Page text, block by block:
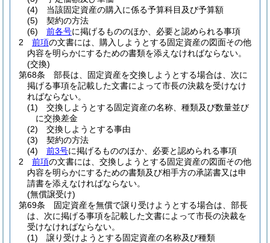
(4)
当該固定資産の購入に係る予算科目及び予算額
(5)
契約の方法
(6)
前各号に掲げるもののほか、必要と認められる事項
2
前項の文書には、購入しようとする固定資産の図面その他
内容を明らかにするための書類を添えなければならない。
(交換)
第68条
部長は、固定資産を交換しようとする場合は、次に
掲げる事項を記載した文書によって市長の決裁を受けなけ
ればならない。
(1)
交換しようとする固定資産の名称、種類及び数量並び
に交換差金
(2)
交換しようとする事由
(3)
契約の方法
(4)
前3号に掲げるもののほか、必要と認められる事項
2
前項の文書には、交換しようとする固定資産の図面その他
内容を明らかにするための書類及び相手方の承諾書又は申
請書を添えなければならない。
(無償譲受け)
第69条
固定資産を無償で譲り受けようとする場合は、部長
は、次に掲げる事項を記載した文書によって市長の決裁を
受けなければならない。
(1)
譲り受けようとする固定資産の名称及び種類